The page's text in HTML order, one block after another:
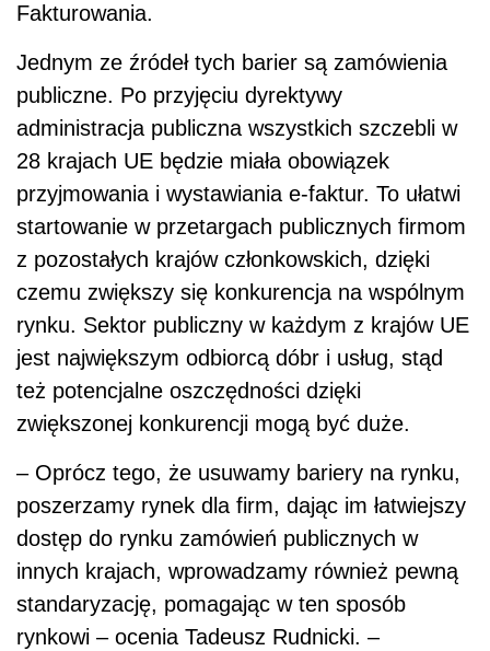
Fakturowania.
Jednym ze źródeł tych barier są zamówienia
publiczne. Po przyjęciu dyrektywy
administracja publiczna wszystkich szczebli w
28 krajach UE będzie miała obowiązek
przyjmowania i wystawiania e-faktur. To ułatwi
startowanie w przetargach publicznych firmom
z pozostałych krajów członkowskich, dzięki
czemu zwiększy się konkurencja na wspólnym
rynku. Sektor publiczny w każdym z krajów UE
jest największym odbiorcą dóbr i usług, stąd
też potencjalne oszczędności dzięki
zwiększonej konkurencji mogą być duże.
– Oprócz tego, że usuwamy bariery na rynku,
poszerzamy rynek dla firm, dając im łatwiejszy
dostęp do rynku zamówień publicznych w
innych krajach, wprowadzamy również pewną
standaryzację, pomagając w ten sposób
rynkowi – ocenia Tadeusz Rudnicki. –